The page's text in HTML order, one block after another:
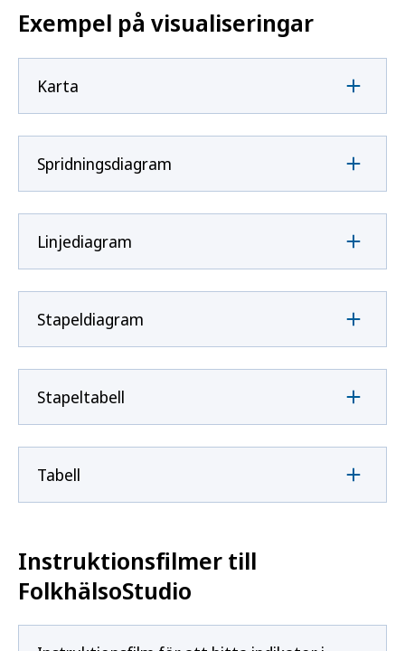
Exempel på visualiseringar
Karta
Spridningsdiagram
Linjediagram
Stapeldiagram
Stapeltabell
Tabell
Instruktionsfilmer till
FolkhälsoStudio